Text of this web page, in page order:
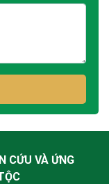
CỨU VÀ ỨNG